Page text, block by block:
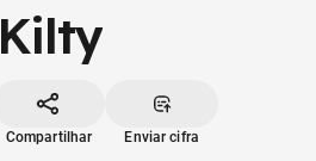
Kilty
Compartilhar Enviar cifra